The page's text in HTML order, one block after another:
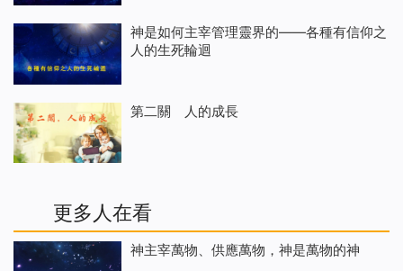
神是如何主宰管理靈界的——各種有信仰之
人的生死輪迴
第二關 人的成長
更多人在看
神主宰萬物、供應萬物，神是萬物的神